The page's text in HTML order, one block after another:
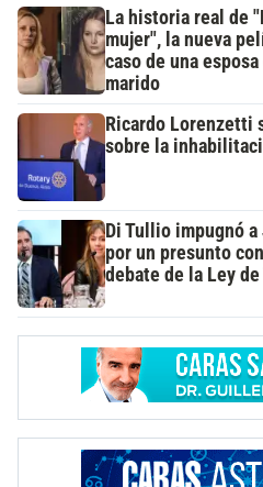
La historia real de
mujer", la nueva
caso de una
marido
Ricardo Lorenzetti
sobre la
Di Tullio impugnó a
por un presunto
debate de la Ley